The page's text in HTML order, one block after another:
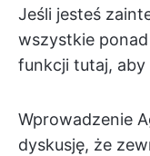
Jeśli jesteś
wszystkie
funkcji tutaj,
Wprowadzenie
dyskusję, że